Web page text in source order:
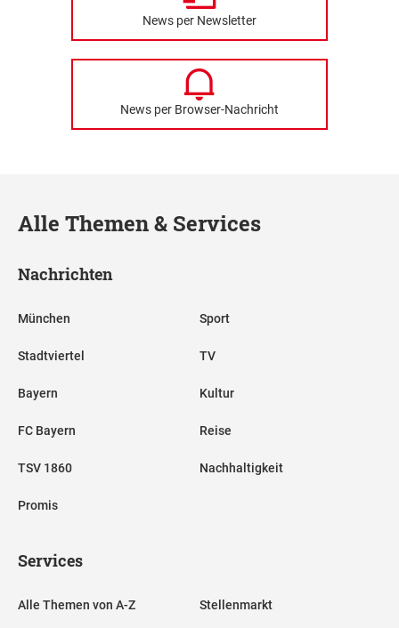
News per Newsletter
News per Browser-Nachricht
Alle Themen & Services
Nachrichten
München
Stadtviertel
Bayern
FC Bayern
TSV 1860
Promis
Sport
TV
Kultur
Reise
Nachhaltigkeit
Services
Alle Themen von A-Z Stellenmarkt